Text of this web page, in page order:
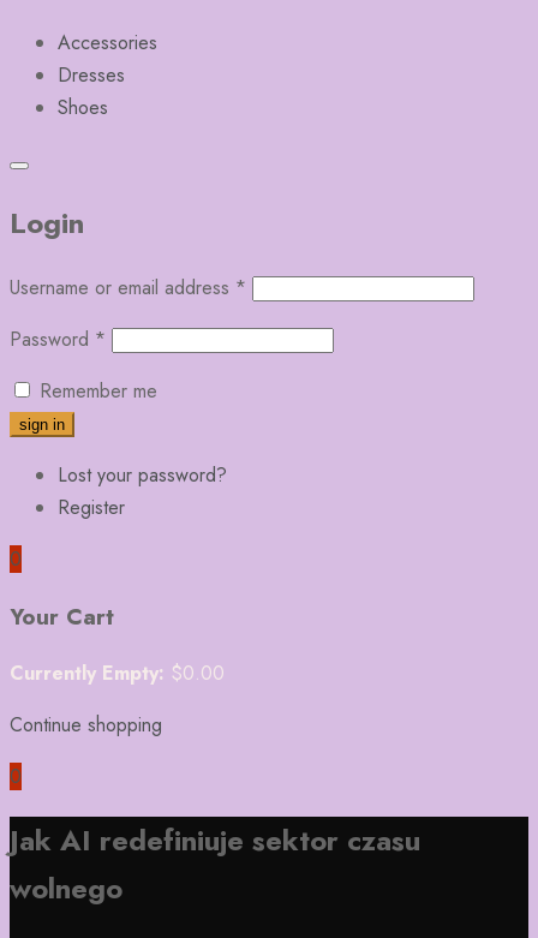
Accessories
Dresses
Shoes
Login
Username or email address *
Password *
Remember me
Lost your password?
Register
0
Your Cart
Currently Empty: $0.00
Continue shopping
0
Jak AI redefiniuje sektor czasu
wolnego